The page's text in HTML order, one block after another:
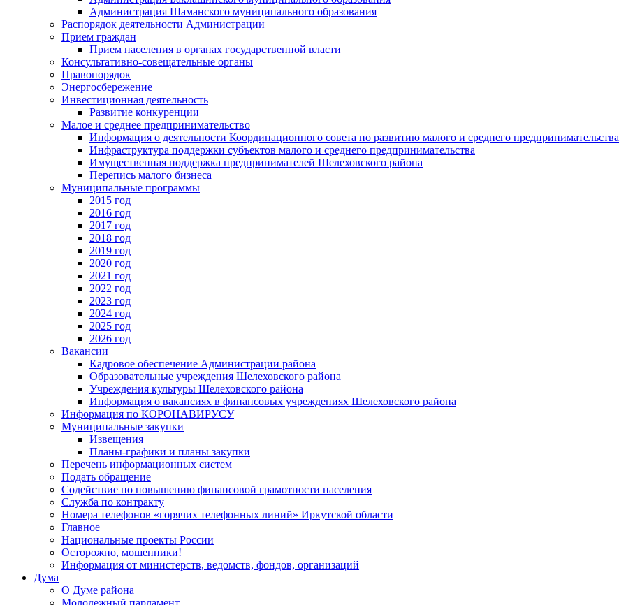
Администрация Шаманского муниципального образования
Распорядок деятельности Администрации
Прием граждан
Прием населения в органах государственной власти
Консультативно-совещательные органы
Правопорядок
Энергосбережение
Инвестиционная деятельность
Развитие конкуренции
Малое и среднее предпринимательство
Информация о деятельности Координационного совета по развитию малого и среднего предпринимательства
Инфраструктура поддержки субъектов малого и среднего предпринимательства
Имущественная поддержка предпринимателей Шелеховского района
Перепись малого бизнеса
Муниципальные программы
2015 год
2016 год
2017 год
2018 год
2019 год
2020 год
2021 год
2022 год
2023 год
2024 год
2025 год
2026 год
Вакансии
Кадровое обеспечение Администрации района
Образовательные учреждения Шелеховского района
Учреждения культуры Шелеховского района
Информация о вакансиях в финансовых учреждениях Шелеховского района
Информация по КОРОНАВИРУСУ
Муниципальные закупки
Извещения
Планы-графики и планы закупки
Перечень информационных систем
Подать обращение
Содействие по повышению финансовой грамотности населения
Служба по контракту
Номера телефонов «горячих телефонных линий» Иркутской области
Главное
Национальные проекты России
Осторожно, мошенники!
Информация от министерств, ведомств, фондов, организаций
Дума
О Думе района
Молодежный парламент